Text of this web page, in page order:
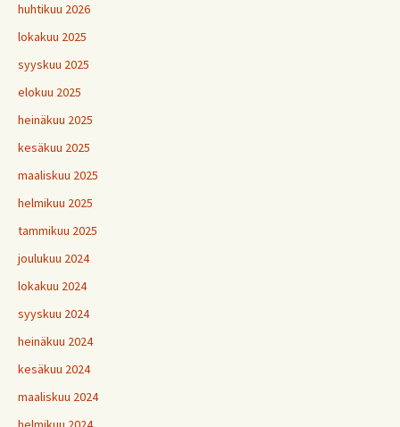
huhtikuu 2026
lokakuu 2025
syyskuu 2025
elokuu 2025
heinäkuu 2025
kesäkuu 2025
maaliskuu 2025
helmikuu 2025
tammikuu 2025
joulukuu 2024
lokakuu 2024
syyskuu 2024
heinäkuu 2024
kesäkuu 2024
maaliskuu 2024